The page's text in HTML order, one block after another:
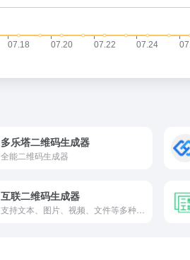
多乐塔二维码生成器
全能二维码生成器
互联二维码生成器